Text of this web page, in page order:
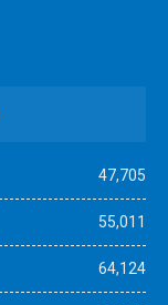
47,705
55,011
64,124